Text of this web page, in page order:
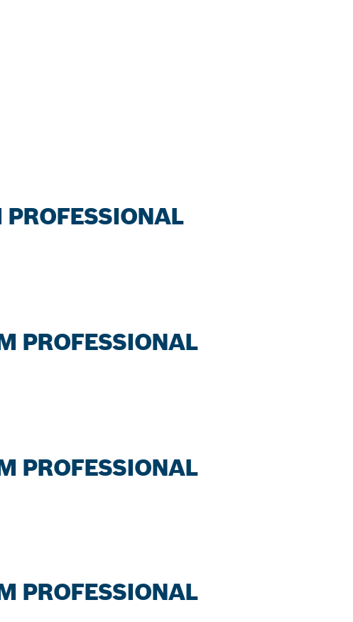
PROFESSIONAL
PROFESSIONAL
PROFESSIONAL